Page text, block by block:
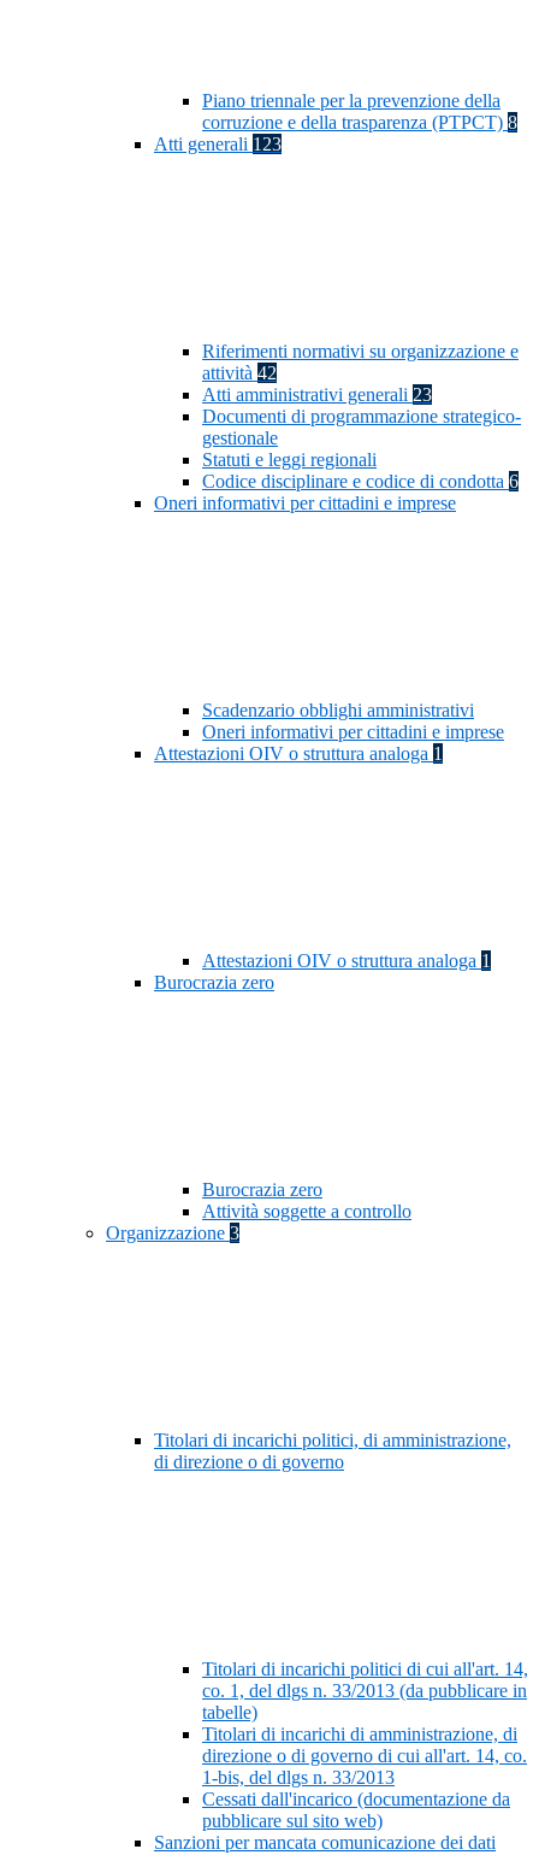
Piano triennale per la prevenzione della
corruzione e della trasparenza (PTPCT) 8
Atti generali 123
Riferimenti normativi su organizzazione e
attività 42
Atti amministrativi generali 23
Documenti di programmazione strategico-
gestionale
Statuti e leggi regionali
Codice disciplinare e codice di condotta 6
Oneri informativi per cittadini e imprese
Scadenzario obblighi amministrativi
Oneri informativi per cittadini e imprese
Attestazioni OIV o struttura analoga 1
Attestazioni OIV o struttura analoga 1
Burocrazia zero
Burocrazia zero
Attività soggette a controllo
Organizzazione 3
Titolari di incarichi politici, di amministrazione,
di direzione o di governo
Titolari di incarichi politici di cui all'art. 14,
co. 1, del dlgs n. 33/2013 (da pubblicare in
tabelle)
Titolari di incarichi di amministrazione, di
direzione o di governo di cui all'art. 14, co.
1-bis, del dlgs n. 33/2013
Cessati dall'incarico (documentazione da
pubblicare sul sito web)
Sanzioni per mancata comunicazione dei dati